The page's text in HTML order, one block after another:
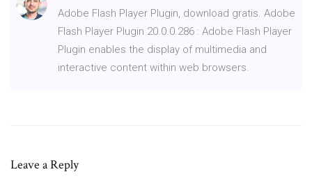
Adobe Flash Player Plugin, download gratis. Adobe
Flash Player Plugin 20.0.0.286 : Adobe Flash Player
Plugin enables the display of multimedia and
interactive content within web browsers.
Leave a Reply